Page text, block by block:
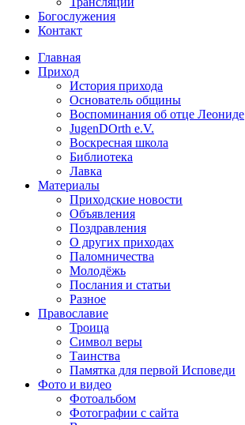
Богослужения
Контакт
Главная
Приход
История прихода
Основатель общины
Воспоминания об отце Леониде
JugenDOrth e.V.
Воскресная школа
Библиотека
Лавка
Материалы
Приходские новости
Объявления
Поздравления
О других приходах
Паломничества
Молодёжь
Послания и статьи
Разное
Православие
Троица
Символ веры
Таинства
Памятка для первой Исповеди
Фото и видео
Фотоальбом
Фотографии с сайта